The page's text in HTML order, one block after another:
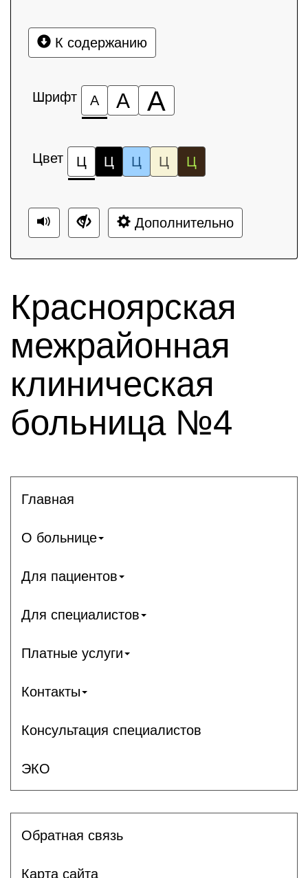
К содержанию
Шрифт А А А
Цвет Ц Ц Ц Ц Ц
Дополнительно
Красноярская
межрайонная
клиническая
больница №4
Главная
О больнице
Для пациентов
Для специалистов
Платные услуги
Контакты
Консультация специалистов
ЭКО
Обратная связь
Карта сайта